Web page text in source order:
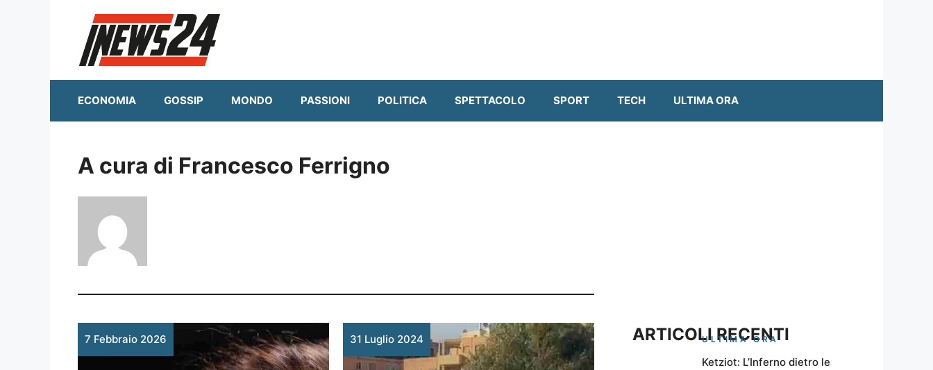
ECONOMIA GOSSIP MONDO PASSIONI POLITICA SPETTACOLO SPORT TECH ULTIMA ORA
A cura di Francesco Ferrigno
7 Febbraio 2026 31 Luglio 2024 ARTICOLI RECENTI
ULTIMA ORA
Ketziot: L’Inferno dietro le